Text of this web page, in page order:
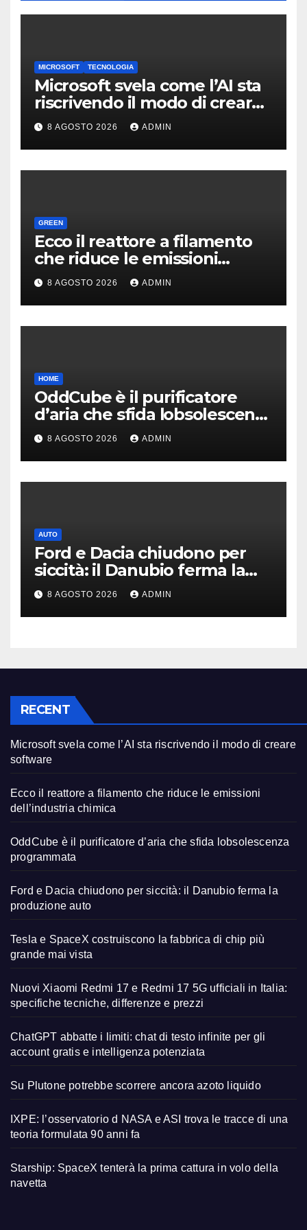
MICROSOFT TECNOLOGIA
Microsoft svela come l’AI sta
riscrivendo il modo di creare
software
8 AGOSTO 2026 ADMIN
GREEN
Ecco il reattore a filamento
che riduce le emissioni
dell’industria chimica
8 AGOSTO 2026 ADMIN
HOME
OddCube è il purificatore
d’aria che sfida lobsolescenza
programmata
8 AGOSTO 2026 ADMIN
AUTO
Ford e Dacia chiudono per
siccità: il Danubio ferma la
produzione auto
8 AGOSTO 2026 ADMIN
RECENT
Microsoft svela come l’AI sta riscrivendo il modo di creare
software
Ecco il reattore a filamento che riduce le emissioni
dell’industria chimica
OddCube è il purificatore d’aria che sfida lobsolescenza
programmata
Ford e Dacia chiudono per siccità: il Danubio ferma la
produzione auto
Tesla e SpaceX costruiscono la fabbrica di chip più
grande mai vista
Nuovi Xiaomi Redmi 17 e Redmi 17 5G ufficiali in Italia:
specifiche tecniche, differenze e prezzi
ChatGPT abbatte i limiti: chat di testo infinite per gli
account gratis e intelligenza potenziata
Su Plutone potrebbe scorrere ancora azoto liquido
IXPE: l’osservatorio d NASA e ASI trova le tracce di una
teoria formulata 90 anni fa
Starship: SpaceX tenterà la prima cattura in volo della
navetta